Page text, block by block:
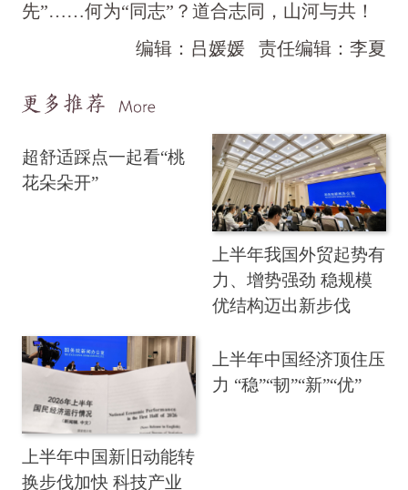
先”……何为“同志”？道合志同，山河与共！
编辑：吕媛媛
责任编辑：李夏
超舒适踩点一起看“桃
花朵朵开”
上半年我国外贸起势有
力、增势强劲 稳规模
优结构迈出新步伐
上半年中国新旧动能转
换步伐加快 科技产业
上半年中国经济顶住压
力 “稳”“韧”“新”“优”